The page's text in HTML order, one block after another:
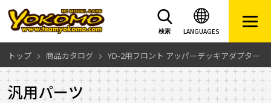
LANGUAGES
検索
トップ 商品カタログ YD-2用フロント アッパーデッキアダプター
汎用パーツ